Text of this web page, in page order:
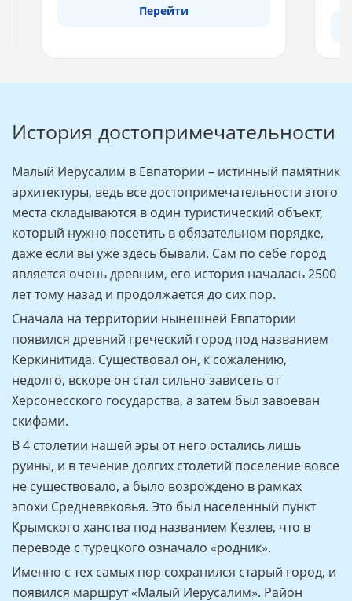
Перейти
История достопримечательности
Малый Иерусалим в Евпатории – истинный памятник
архитектуры, ведь все достопримечательности этого
места складываются в один туристический объект,
который нужно посетить в обязательном порядке,
даже если вы уже здесь бывали. Сам по себе город
является очень древним, его история началась 2500
лет тому назад и продолжается до сих пор.
Сначала на территории нынешней Евпатории
появился древний греческий город под названием
Керкинитида. Существовал он, к сожалению,
недолго, вскоре он стал сильно зависеть от
Херсонесского государства, а затем был завоеван
скифами.
В 4 столетии нашей эры от него остались лишь
руины, и в течение долгих столетий поселение вовсе
не существовало, а было возрождено в рамках
эпохи Средневековья. Это был населенный пункт
Крымского ханства под названием Кезлев, что в
переводе с турецкого означало «родник».
Именно с тех самых пор сохранился старый город, и
появился маршрут «Малый Иерусалим». Район